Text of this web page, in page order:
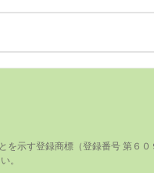
⽰す登録商標（登録番号 第６０